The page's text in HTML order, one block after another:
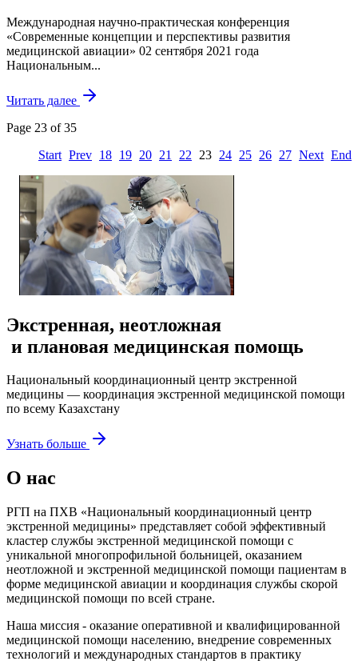
Международная научно-практическая конференция
«Современные концепции и перспективы развития
медицинской авиации» 02 сентября 2021 года
Национальным...
Читать далее
Page 23 of 35
Start Prev 18 19 20 21 22 23 24 25 26 27 Next End
Экстренная, неотложная
и плановая медицинская помощь
Национальный координационный центр экстренной
медицины — координация экстренной медицинской помощи
по всему Казахстану
Узнать больше
О нас
РГП на ПХВ «Национальный координационный центр
экстренной медицины» представляет собой эффективный
кластер службы экстренной медицинской помощи с
уникальной многопрофильной больницей, оказанием
неотложной и экстренной медицинской помощи пациентам в
форме медицинской авиации и координация службы скорой
медицинской помощи по всей стране.
Наша миссия - оказание оперативной и квалифицированной
медицинской помощи населению, внедрение современных
технологий и международных стандартов в практику